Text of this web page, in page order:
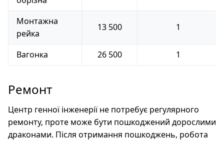
Монтажна
рейка
13 500 1
Вагонка 26 500 1
Ремонт
Центр генної інженерії не потребує регулярного
ремонту, проте може бути пошкоджений дорослими
драконами. Після отримання пошкоджень, робота